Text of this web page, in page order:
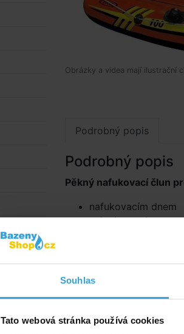
Souhlas
Tato webová stránka používá cookies
Obrázky a videa mají ilustrační
Podrobný popis
Podrobný popis
Pěkný nafukovací člun
nafukovacím dnem
má záchytné lano
nosnost 80 kg
Opravná sada je
velikost cca 160 ×